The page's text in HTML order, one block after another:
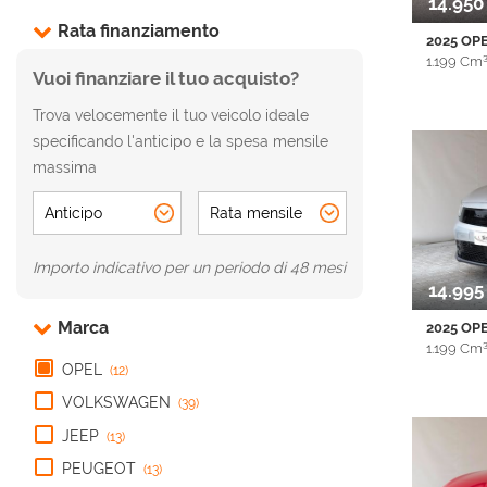
Rata finanziamento
Vuoi finanziare il tuo acquisto?
Trova velocemente il tuo veicolo ideale
specificando l'anticipo e la spesa mensile
massima
Importo indicativo per un periodo di 48 mesi
Marca
OPEL (12)
VOLKSWAGEN (39)
JEEP (13)
PEUGEOT (13)
2025
1.199
Airbag
testa •
trazione
Distance
Touch
2025
1.199
Airbag
testa •
Apple